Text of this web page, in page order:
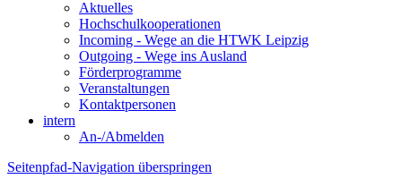
Aktuelles
Hochschulkooperationen
Incoming - Wege an die HTWK Leipzig
Outgoing - Wege ins Ausland
Förderprogramme
Veranstaltungen
Kontaktpersonen
intern
An-/Abmelden
Seitenpfad-Navigation überspringen